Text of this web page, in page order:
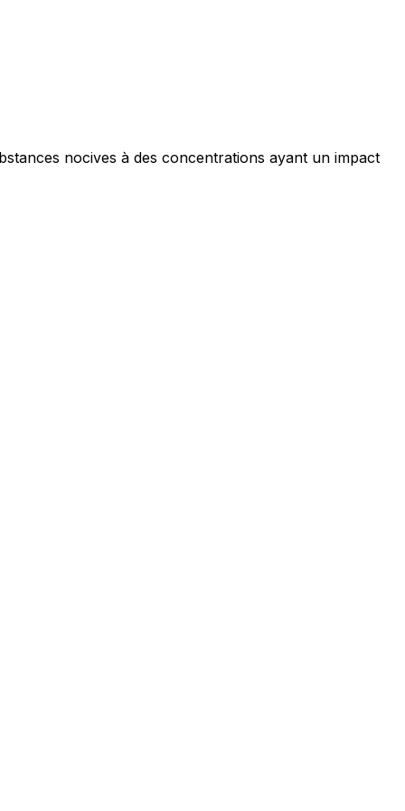
nocives à des concentrations ayant un impact